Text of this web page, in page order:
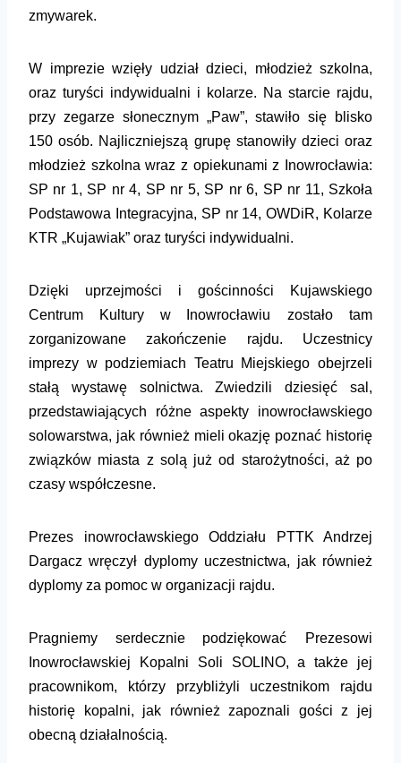
zmywarek.
W imprezie wzięły udziałdzieci, młodzież szkolna,
oraz turyści indywidualni i kolarze. Na starcie rajdu,
przy zegarze słonecznym „Paw”, stawiło się blisko
150 osób. Najliczniejszą grupę stanowiły dzieci oraz
młodzież szkolna wraz z opiekunamiz Inowrocławia:
SP nr 1, SP nr 4, SP nr 5, SP nr 6, SP nr 11, Szkoła
Podstawowa Integracyjna, SP nr 14, OWDiR, Kolarze
KTR „Kujawiak” oraz turyści indywidualni.
Dzięki uprzejmości i gościnności
Kujawskiego
Centrum
Kultury w Inowrocławiu
zostało tam
zorganizowane zakończenie rajdu. Uczestnicy
imprezy w podziemiach Teatru Miejskiego obejrzeli
stałą wystawę solnictwa. Zwiedzilidziesięć sal,
przedstawiających różne aspekty inowrocławskiego
solowarstwa, jak również mieli okazję poznać historię
związków miasta z solą już od starożytności, aż po
czasy współczesne.
Prezes inowrocławskiego Oddziału PTTK Andrzej
Dargaczwręczył dyplomy uczestnictwa, jak również
dyplomy za pomoc w organizacji rajdu.
Pragniemy serdecznie podziękować
Prezesowi
Inowrocławskiej Kopalni Soli SOLINO, a także jej
pracownikom, którzy przybliżyli uczestnikom rajdu
historię kopalni, jak również zapoznali gości z jej
obecną działalnością.